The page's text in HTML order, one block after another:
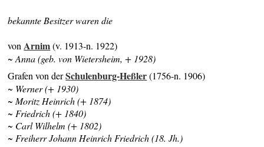
bekannte Besitzer waren die
von Arnim(v. 1913-n. 1922)
~ Anna (geb. von Wietersheim, + 1928)
Grafen von derSchulenburg-Heßler(1756-n. 1906)
~ Werner (+ 1930)
~ Moritz Heinrich (+ 1874)
~ Friedrich (+ 1840)
~ Carl Wilhelm (+ 1802)
~ Freiherr Johann Heinrich Friedrich (18. Jh.)